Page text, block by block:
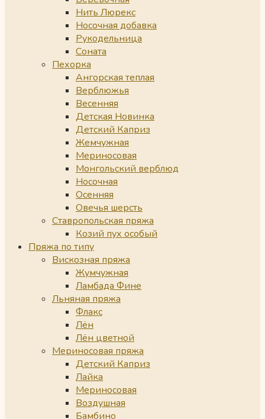
Нить Люрекс
Носочная добавка
Рукодельница
Соната
Пехорка
Ангорская теплая
Верблюжья
Весенняя
Детская Новинка
Детский Каприз
Жемчужная
Мериносовая
Монгольский верблюд
Носочная
Осенняя
Овечья шерсть
Ставропольская пряжа
Козий пух особый
Пряжа по типу
Вискозная пряжа
Жумчужная
Ламбада Фине
Льняная пряжа
Флакс
Лён
Лён цветной
Мериносовая пряжа
Детский Каприз
Лайка
Мериносовая
Воздушная
Бамбино